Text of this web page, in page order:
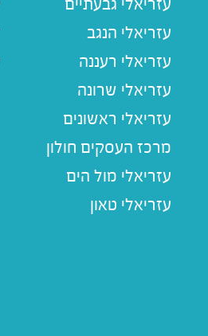
עזריאלי הנגב
עזריאלי רעננה
עזריאלי שרונה
עזריאלי ראשונים
מרכז העסקים חולון
עזריאלי מול הים
עזריאלי טאון